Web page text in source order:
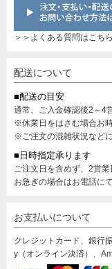
＞＞よくある質問はこちら
配送について
■配送の目安
通常、ご入金確認後2～4
※休業日をはさむ場合お
※ご注文の混雑状況など
■日時指定承ります
ご注文日を含めず、2営
お急ぎの場合はお電話に
お支払いについて
クレジットカード、銀行
y（オンライン決済）、